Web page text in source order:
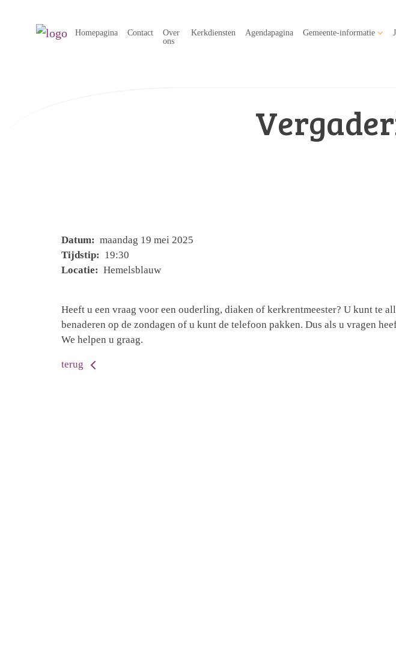
Homepagina Contact
Over
ons
Kerkdiensten Agendapagina Gemeente-informatie
Datum: maandag 19 mei 2025
Tijdstip: 19:30
Locatie: Hemelsblauw
Heeft u een vraag voor een ouderling, diaken of kerkrentmeester? U kunt te
benaderen op de zondagen of u kunt de telefoon pakken. Dus als u vragen
We helpen u graag.
terug